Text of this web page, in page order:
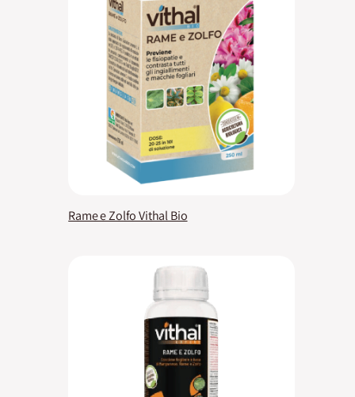
Rame e Zolfo Vithal Bio